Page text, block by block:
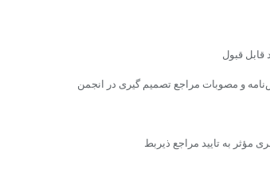
قبول
و مصوبات مراجع تصمیم گیری در انجمن
به تایید مراجع ذیربط